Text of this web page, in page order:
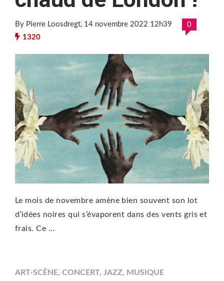
By Pierre Loosdregt, 14 novembre 2022 12h39
0
1320
Le mois de novembre amène bien souvent son lot
d’idées noires qui s’évaporent dans des vents gris et
frais. Ce …
ART-SCÈNE, CONCERT, JAZZ, MUSIQUE